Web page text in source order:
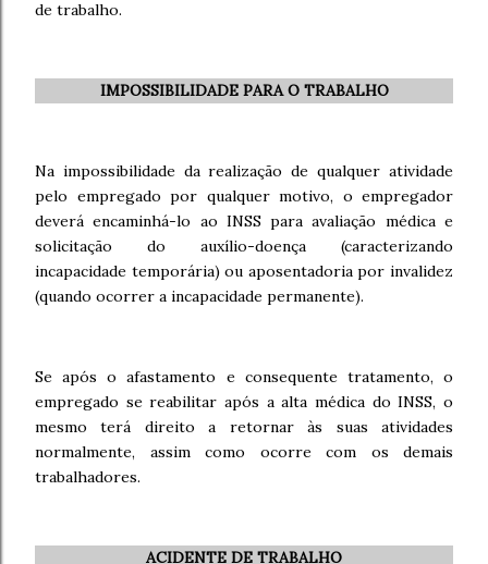
de trabalho.
IMPOSSIBILIDADE PARA O TRABALHO
Na impossibilidade da realização de qualquer atividade
pelo empregado por qualquer motivo, o empregador
deverá encaminhá-lo ao INSS para avaliação médica e
solicitação do auxílio-doença (caracterizando
incapacidade temporária) ou aposentadoria por invalidez
(quando ocorrer a incapacidade permanente).
Se após o afastamento e consequente tratamento, o
empregado se reabilitar após a alta médica do INSS, o
mesmo terá direito a retornar às suas atividades
normalmente, assim como ocorre com os demais
trabalhadores.
ACIDENTE DE TRABALHO